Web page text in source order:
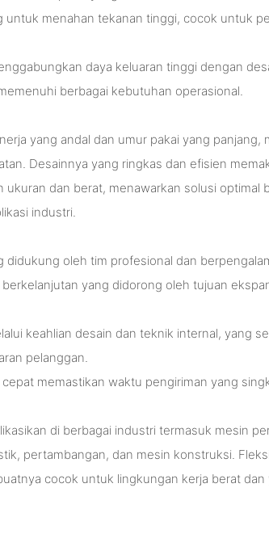
untuk menahan tekanan tinggi, cocok untuk
daya keluaran tinggi dengan
berbagai kebutuhan operasional.
yang andal dan umur pakai yang panjang,
Desainnya yang ringkas dan efisien
ukuran dan berat, menawarkan solusi optimal
industri.
didukung oleh tim profesional dan
yang didorong oleh tujuan
keahlian desain dan teknik internal, yang
pelanggan.
memastikan waktu pengiriman yang
di berbagai industri termasuk mesin
pertambangan, dan mesin konstruksi.
cocok untuk lingkungan kerja berat dan